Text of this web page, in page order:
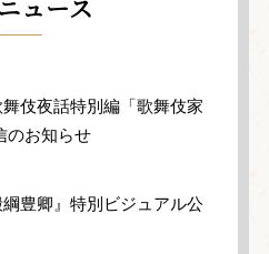
ュース
伎夜話特別編「歌舞伎家
のお知らせ
豊卿』特別ビジュアル公